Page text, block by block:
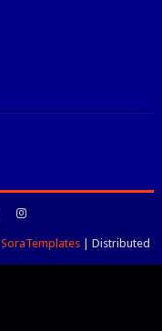
SoraTemplates| Distributed